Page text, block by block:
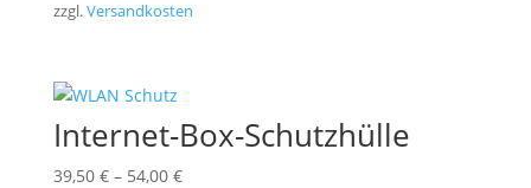
zzgl.Versandkosten
Internet-Box-Schutzhülle
39,50 €– 54,00 €